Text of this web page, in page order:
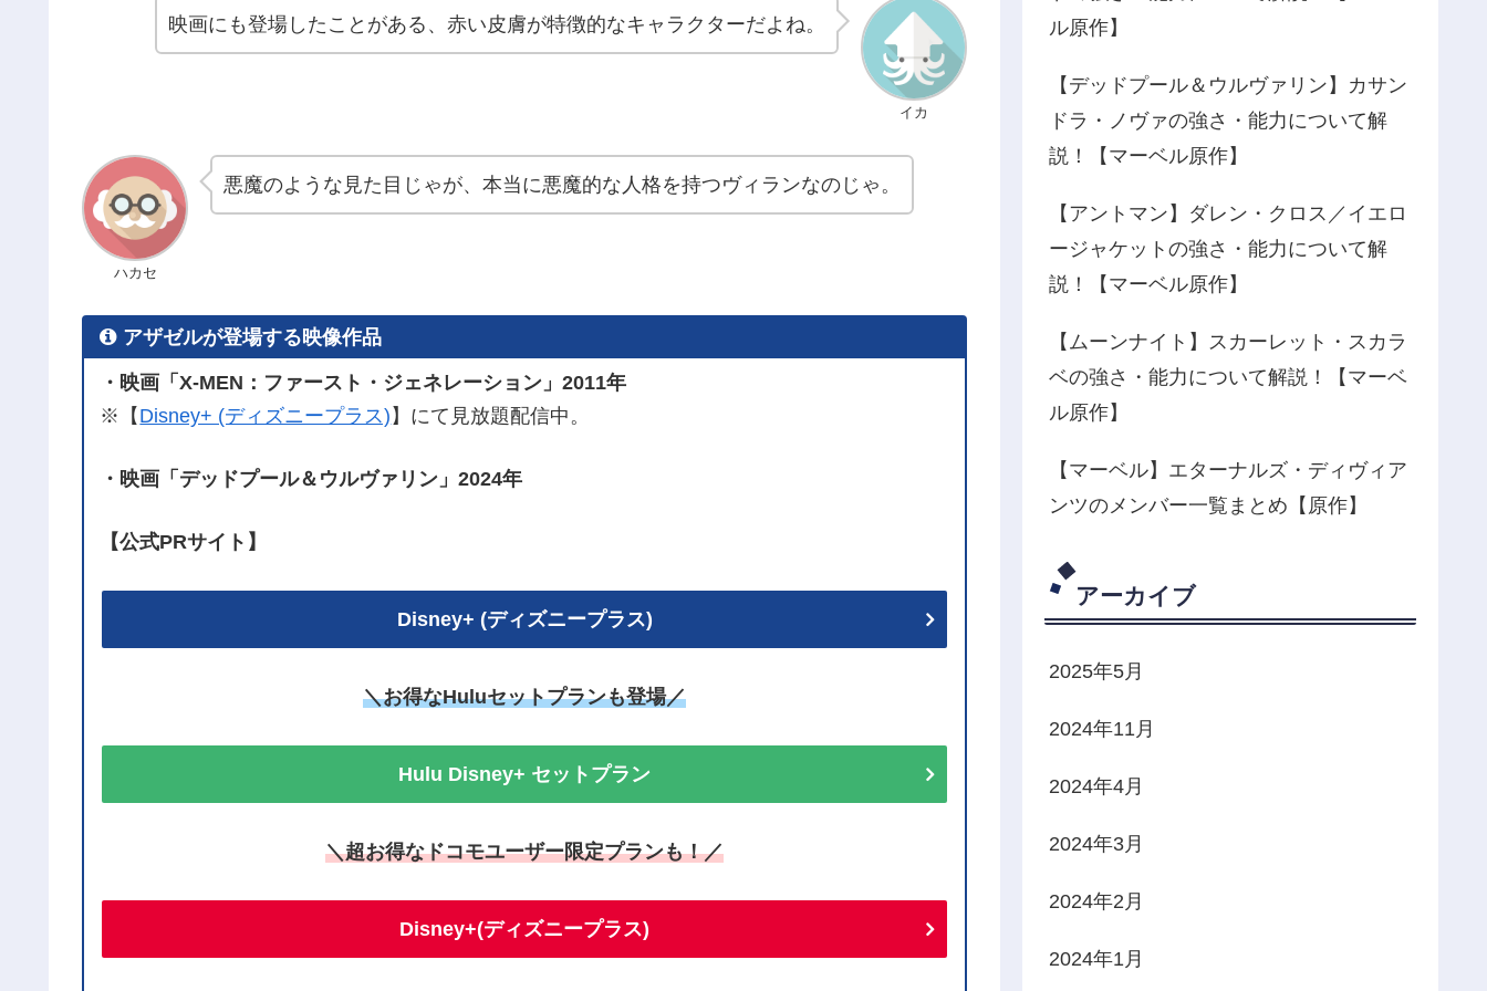
イカ
映画にも登場したことがある、赤い皮膚が特徴的なキャラクターだよね。
ハカセ
悪魔のような見た目じゃが、本当に悪魔的な人格を持つヴィランなのじゃ。
アザゼルが登場する映像作品
・映画「X-MEN：ファースト・ジェネレーション」2011年
※【 Disney+ (ディズニープラス) 】にて見放題配信中。
・映画「デッドプール＆ウルヴァリン」2024年
【公式PRサイト】
Disney+ (ディズニープラス)
＼お得なHuluセットプランも登場／
Hulu Disney+ セットプラン
＼超お得なドコモユーザー限定プランも！／
Disney+(ディズニープラス)
ル原作】
【デッドプール＆ウルヴァリン】カサン
ドラ・ノヴァの強さ・能力について解
説！【マーベル原作】
【アントマン】ダレン・クロス／イエロ
ージャケットの強さ・能力について解
説！【マーベル原作】
【ムーンナイト】スカーレット・スカラ
ベの強さ・能力について解説！【マーベ
ル原作】
【マーベル】エターナルズ・ディヴィア
ンツのメンバー一覧まとめ【原作】
アーカイブ
2025年5月
2024年11月
2024年4月
2024年3月
2024年2月
2024年1月